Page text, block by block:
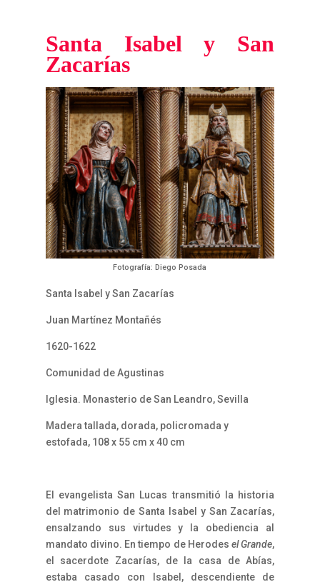
Santa Isabel y San
Zacarías
Fotografía: Diego Posada
Santa Isabel y San Zacarías
Juan Martínez Montañés
1620-1622
Comunidad de Agustinas
Iglesia. Monasterio de San Leandro, Sevilla
Madera tallada, dorada, policromada y
estofada, 108 x 55 cm x 40 cm
El evangelista San Lucas transmitió la historia
del matrimonio de Santa Isabel y San Zacarías,
ensalzando sus virtudes y la obediencia al
mandato divino. En tiempo de Herodesel Grande,
el sacerdote Zacarías, de la casa de Abías,
estaba casado con Isabel, descendiente de